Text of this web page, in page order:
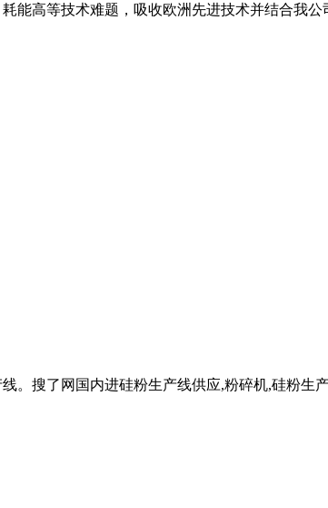
能高等技术难题，吸收欧洲先进技术并结合我
。搜了网国内进硅粉生产线供应,粉碎机,硅粉